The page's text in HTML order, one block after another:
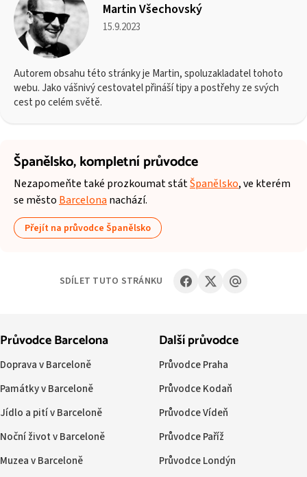
Martin Všechovský
15.9.2023
Autorem obsahu této stránky je Martin, spoluzakladatel tohoto
webu. Jako vášnivý cestovatel přináší tipy a postřehy ze svých
cest po celém světě.
Španělsko,kompletní průvodce
Nezapomeňte také prozkoumat státŠpanělsko, ve kterém
se město Barcelona nachází.
Přejít na průvodce Španělsko
SDÍLET TUTO STRÁNKU
Průvodce Barcelona
Doprava v Barceloně
Památky v Barceloně
Jídlo a pití v Barceloně
Noční život v Barceloně
Muzea v Barceloně
Další průvodce
Průvodce Praha
Průvodce Kodaň
Průvodce Vídeň
Průvodce Paříž
Průvodce Londýn